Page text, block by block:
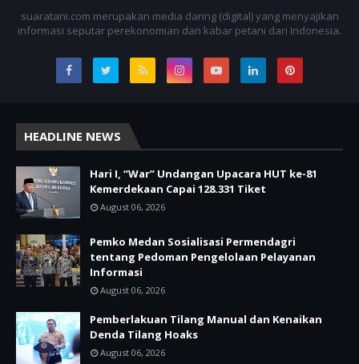
suaratani.com merupakan media daring (digital) yang menyajikan
informasi seputar perekonomian dan kabar petani dari Indonesia.
HEADLINE NEWS
Hari I, “War” Undangan Upacara HUT ke-81
Kemerdekaan Capai 128.331 Tiket
August 06, 2026
Pemko Medan Sosialisasi Permendagri
tentang Pedoman Pengelolaan Pelayanan
Informasi
August 06, 2026
Pemberlakuan Tilang Manual dan Kenaikan
Denda Tilang Hoaks
August 06, 2026